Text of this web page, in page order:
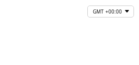
GMT +00:00